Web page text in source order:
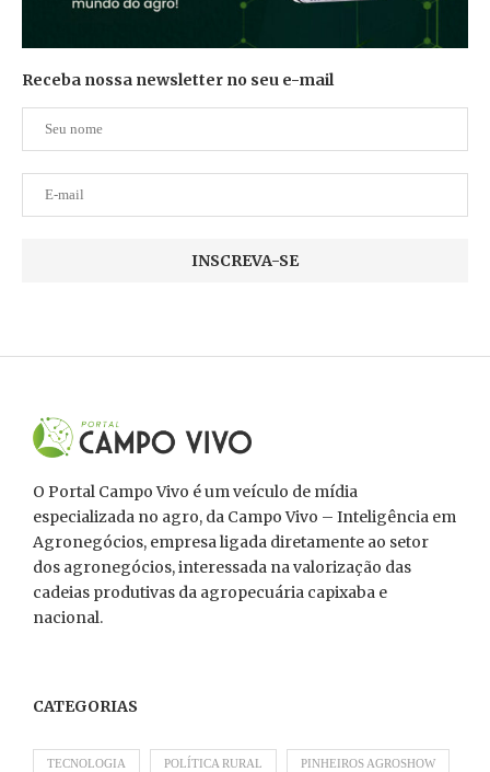
Receba nossa newsletter no seu e-mail
O Portal Campo Vivo é um veículo de mídia
especializada no agro, da Campo Vivo – Inteligência em
Agronegócios, empresa ligada diretamente ao setor
dos agronegócios, interessada na valorização das
cadeias produtivas da agropecuária capixaba e
nacional.
CATEGORIAS
TECNOLOGIA POLÍTICA RURAL PINHEIROS AGROSHOW